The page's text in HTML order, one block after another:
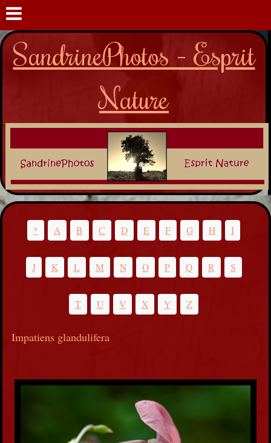
SandrinePhotos - Esprit
Nature
* A B C D E F G H I
J K L M N O P Q R S
T U V X Y Z
Impatiens glandulifera